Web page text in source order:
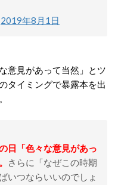
2019年8月1日
意見があって当然」とツ
タイミングで暴露本を出
日「色々な意見があっ
さらに「なぜこの時期
いつならいいのでしょ